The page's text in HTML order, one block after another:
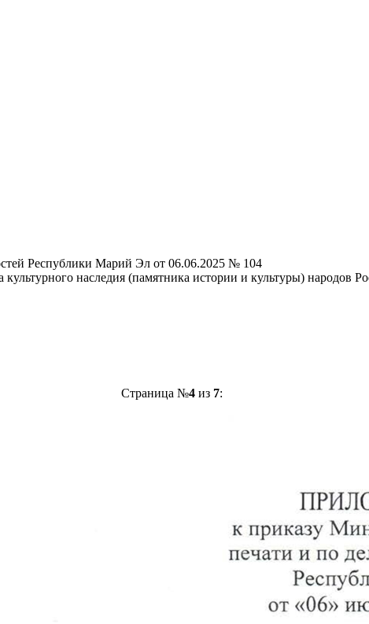
Республики Марий Эл от 06.06.2025 № 104
наследия (памятника истории и культуры) народов
Страница №4из 7: